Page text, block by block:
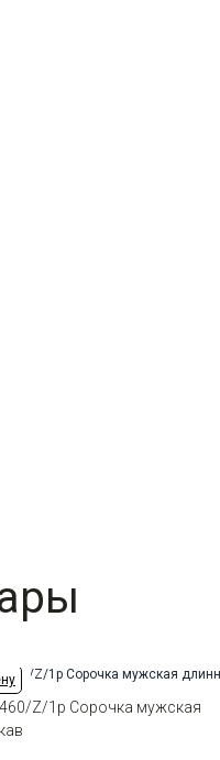
Z/1p Сорочка мужская